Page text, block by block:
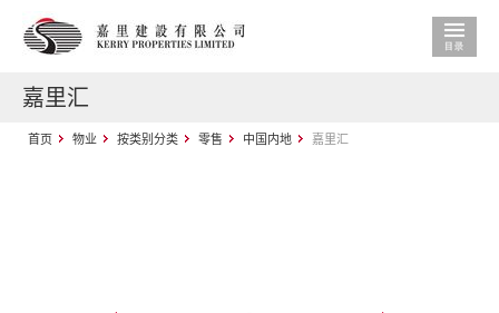
嘉里汇
首页 物业 按类别分类 零售 中国内地 嘉里汇